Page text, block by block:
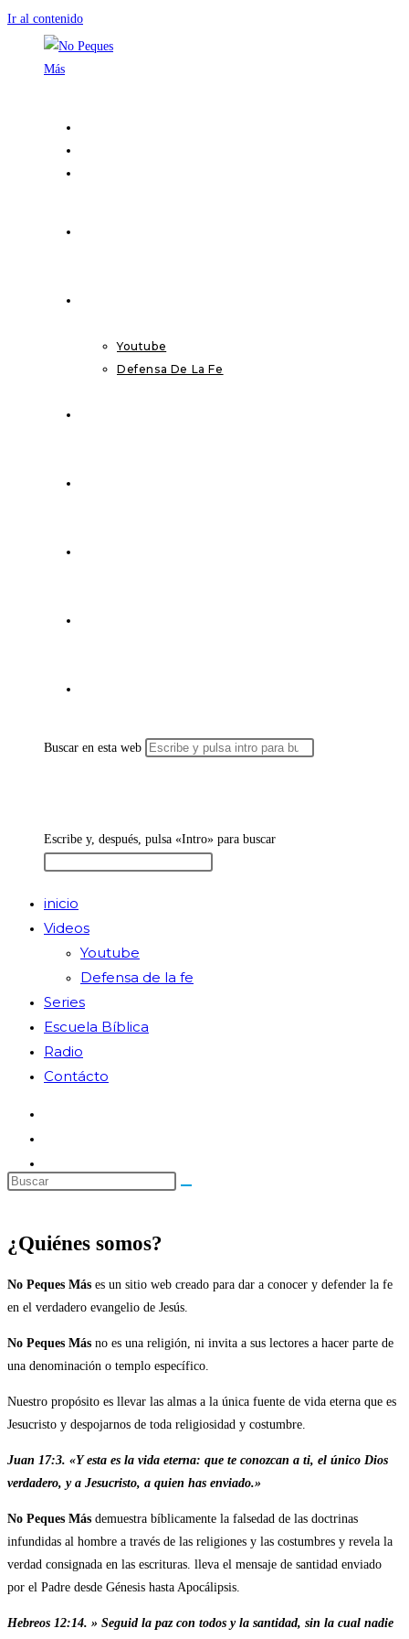
Ir al contenido
Youtube
Defensa De La Fe
Buscar en esta web
Escribe y, después, pulsa «Intro» para buscar
inicio
Videos
Youtube
Defensa de la fe
Series
Escuela Bíblica
Radio
Contácto
¿Quiénes somos?
No Peques Más es un sitio web creado para dar a conocer y defender la fe
en el verdadero evangelio de Jesús.
No Peques Más no es una religión, ni invita a sus lectores a hacer parte de
una denominación o templo específico.
Nuestro propósito es llevar las almas a la única fuente de vida eterna que es
Jesucristo y despojarnos de toda religiosidad y costumbre.
Juan 17:3. «Y esta es la vida eterna: que te conozcan a ti, el único Dios
verdadero, y a Jesucristo, a quien has enviado.»
No Peques Más demuestra bíblicamente la falsedad de las doctrinas
infundidas al hombre a través de las religiones y las costumbres y revela la
verdad consignada en las escrituras. lleva el mensaje de santidad enviado
por el Padre desde Génesis hasta Apocálipsis.
Hebreos 12:14. » Seguid la paz con todos y la santidad, sin la cual nadie